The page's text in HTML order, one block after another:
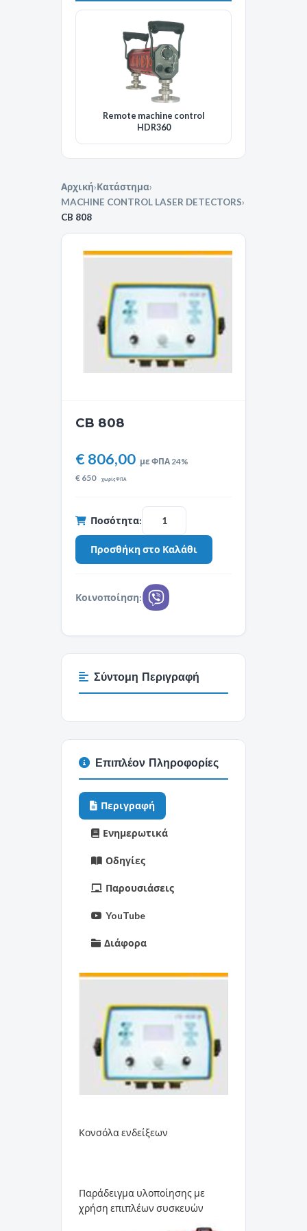
Remote machine control
HDR360
Αρχική›Κατάστημα›
MACHINE CONTROL LASER DETECTORS›
CB 808
CB 808
€ 806,00 με ΦΠΑ 24%
€ 650 χωρίς ΦΠΑ
Ποσότητα:
Κοινοποίηση:
Σύντομη Περιγραφή
Επιπλέον Πληροφορίες
Περιγραφή
Ενημερωτικά
Οδηγίες
Παρουσιάσεις
YouTube
Διάφορα
Κονσόλα ενδείξεων
Παράδειγμα υλοποίησης με
χρήση επιπλέων συσκευών